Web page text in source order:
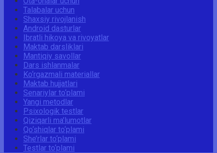
Talabalar uchun
Shaxsiy rivojlanish
Android dasturlar
Ibratli hikoya va rivoyatlar
Maktab darsliklari
Mantiqiy savollar
Dars ishlanmalar
Ko‘rgazmali materiallar
Maktab hujjatlari
Senariylar to‘plami
Yangi metodlar
Psixologik testlar
Qiziqarli ma’lumotlar
Qo‘shiqlar to‘plami
She’rlar to‘plami
Testlar to‘plami